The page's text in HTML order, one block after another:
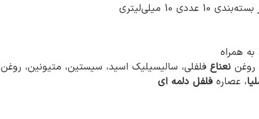
10 عددی 10 میلی‌لیتری
به همراه
روغن نعناع فلفلی، سالیسیلیک اسید، سیستین، متیونین، روغن
، عصارهفلفل دلمه ای